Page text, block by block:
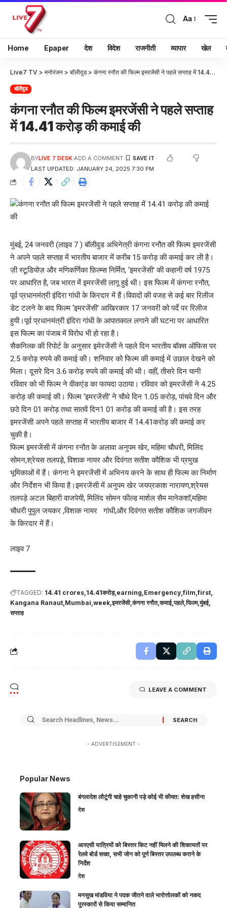
Aa
Home Epaper देश विदेश राजनीती व्यापार खेल
Live7 TV > मनोरंजन > बॉलीवुड> कंगना रनौत की फिल्म इमरजेंसी ने पहले सप्ताह में 14.41 करोड़ की कमाई की
बॉलीवुड
कंगना रनौत की फिल्म इमरजेंसी ने पहले सप्ताह
में 14.41 करोड़ की कमाई की
LAST UPDATED: JANUARY 24, 2025 7:30 PM
BYLIVE 7 DESK ADD A COMMENT
मुंबई, 24 जनवरी (लाइव 7 ) बॉलीवुड अभिनेत्री कंगना रनौत की फिल्म इमरजेंसी
ने अपने पहले सप्ताह में भारतीय बाजार में करीब 15 करोड़ की कमाई कर ली है।
ज़ी स्टूडियोज़ और मणिकर्णिका फ़िल्म्स निर्मित, ‘इमरजेंसी’ की कहानी वर्ष 1975
पर आधारित है, जब भारत में इमरजेंसी लागू हुई थी। इस फिल्म में कंगना रनौत,
पूर्व प्रधानमंत्री इंदिरा गांधी के किरदार में हैं।विवादों की वजह से कई बार रिलीज
डेट टलने के बाद फिल्म ‘इमरजेंसी’ आखिरकार 17 जनवरी को पर्दे पर रिलीज
हुयी।पूर्व प्रधानमंत्री इंदिरा गांधी के आपातकाल लगाने की घटना पर आधारित
इस फिल्म का पंजाब में विरोध भी हो रहा है।
सैकनिल्क की रिपोर्ट के अनुसार इमेरजेंसी ने पहले दिन भारतीय बॉक्स ऑफिस पर
2.5 करोड़ रुपये की कमाई की। शनिवार को फिल्म की कमाई में उछाल देखने को
मिला। दूसरे दिन 3.6 करोड़ रुपये की कमाई की थी। वहीं, तीसरे दिन यानी
रविवार को भी फिल्म ने वीकएंड का फायदा उठाया। रविवार को इमरजेंसी ने 4.25
करोड़ की कमाई की। फिल्म ‘इमरजेंसी’ ने चौथे दिन 1.05 करोड़, पांचवे दिन और
छठे दिन 01 करोड़ तथा सातवें दिन1 01 करोड़ की कमाई की है। इस तरह
इमरजेंसी अपने पहले सप्ताह में भारतीय बाजार में 14.41करोड़ की कमाई कर
चुकी है।
फिल्म इमरजेंसी में कंगना रनौत के अलावा अनुपम खेर, महिमा चौधरी, मिलिंद
सोमन,श्रेयस तलपड़े, विशाक नायर और दिवंगत सतीश कौशिक भी प्रमुख
भूमिकाओं में हैं। कंगना ने इमरजेंसी में अभिनय करने के साथ ही फिल्म का निर्माण
और निर्देशन भी किया है।इमरजेंसी में अनुपम खेर जयप्रकाश नारायण,श्रेयस
तलपड़े अटल बिहारी वाजपेयी, मिलिंद सोमन फील्ड मार्शल सैम मानेकशॉ,महिमा
चौधरी पुपुल जयकर ,विशाक नायर गांधी,और दिवंगत सतीश कौशिक जगजीवन
के किरदार में हैं।
लाइव 7
TAGGED: 14.41 crores 14.41करोड़ earning Emergency film first
Kangana Ranaut Mumbai week इमरजेंसी कंगना रनौत कमाई पहले फिल्म मुंबई
सप्ताह
LEAVE A COMMENT
- ADVERTISEMENT -
Popular News
बंगलादेश लौटूंगी चाहे चुकानी पड़े कोई भी कीमत: शेख हसीना
देश
आरएसी यात्रियों को बिस्तर किट नहीं मिलने की शिकायतों पर
रेलवे बोर्ड सख्त, सभी जोन को पूर्ण बिस्तर उपलब्ध कराने के
निर्देश
देश
मनसुख मांडविया ने पदक जीतने वाले भारोत्तोलकों को नकद
पुरस्कारों से किया सम्मानित